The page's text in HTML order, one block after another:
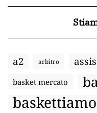
a2 arbitro
basket mercato